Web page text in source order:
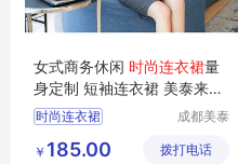
女式商务休闲 时尚连衣裙量
身定制 短袖连衣裙 美泰来服
饰.四川成都职业服装 定制生
产厂家 春夏时尚
时尚连衣裙
女式商务休闲
成都美泰
限公司
￥ 185.00 拨打电话